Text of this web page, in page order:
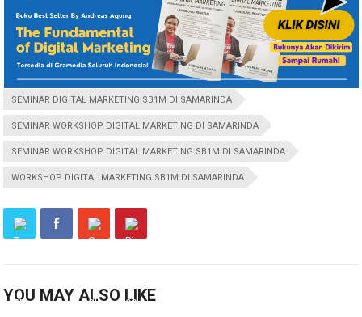
SEMINAR DIGITAL MARKETING SB1M DI SAMARINDA
SEMINAR WORKSHOP DIGITAL MARKETING DI SAMARINDA
SEMINAR WORKSHOP DIGITAL MARKETING SB1M DI SAMARINDA
WORKSHOP DIGITAL MARKETING SB1M DI SAMARINDA
YOU MAY ALSO LIKE